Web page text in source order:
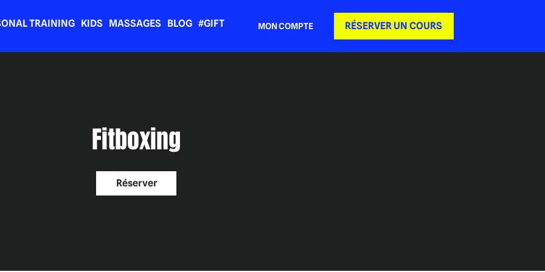
TRAINING KIDS MASSAGES BLOG #GIFT MON COMPTE RÉSERVER UN COURS
Fitboxing
Réserver